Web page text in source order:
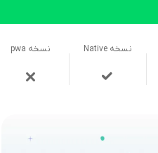
نسخه Native نسخه pwa